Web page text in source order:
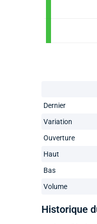
Dernier
Variation
Ouverture
Haut
Bas
Volume
Historique